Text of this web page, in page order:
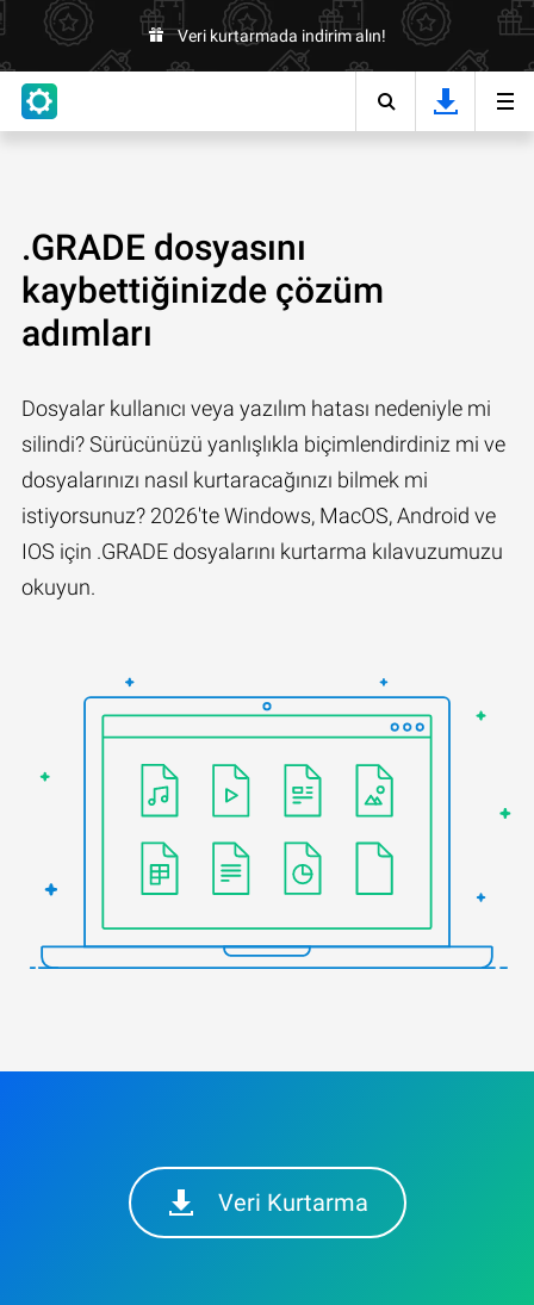
Veri kurtarmada indirim alın!
.GRADE dosyasını
kaybettiğinizde çözüm
adımları
Dosyalar kullanıcı veya yazılım hatası nedeniyle mi
silindi? Sürücünüzü yanlışlıkla biçimlendirdiniz mi ve
dosyalarınızı nasıl kurtaracağınızı bilmek mi
istiyorsunuz? 2026'te Windows, MacOS, Android ve
IOS için .GRADE dosyalarını kurtarma kılavuzumuzu
okuyun.
Veri Kurtarma